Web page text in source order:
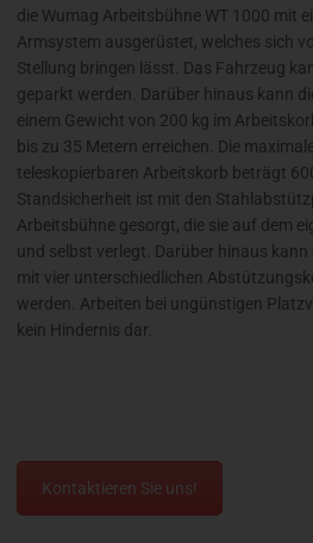
die Wumag Arbeitsbühne WT 1000 mit
Armsystem ausgerüstet, welches sich
Stellung bringen lässt. Das Fahrzeug
geparkt werden. Darüber hinaus kann
einem Gewicht von 200 kg im
bis zu 35 Metern erreichen. Die
teleskopierbaren Arbeitskorb beträgt
Standsicherheit ist mit den
Arbeitsbühne gesorgt, die sie auf dem
und selbst verlegt. Darüber hinaus
mit vier unterschiedlichen
werden. Arbeiten bei ungünstigen
kein Hindernis dar.
Kontaktieren Sie uns!